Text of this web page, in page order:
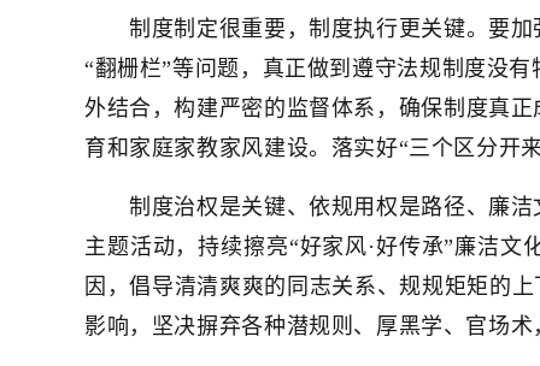
制度制定很重要，制度执行更关键。要加
“翻栅栏”等问题，真正做到遵守法规制度没
外结合，构建严密的监督体系，确保制度真
育和家庭家教家风建设。落实好“三个区分开
制度治权是关键、依规用权是路径、廉洁
主题活动，持续擦亮“好家风·好传承”廉洁
因，倡导清清爽爽的同志关系、规规矩矩的
影响，坚决摒弃各种潜规则、厚黑学、官场